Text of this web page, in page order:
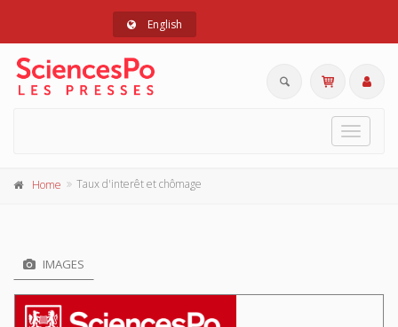
English
Toggle
Home Taux d'interêt et chômage
IMAGES